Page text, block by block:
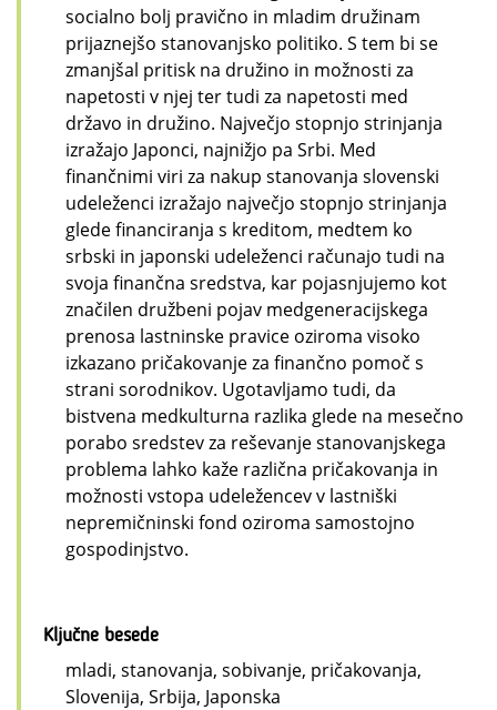
socialno bolj pravično in mladim družinam
prijaznejšo stanovanjsko politiko. S tem bi se
zmanjšal pritisk na družino in možnosti za
napetosti v njej ter tudi za napetosti med
državo in družino. Največjo stopnjo strinjanja
izražajo Japonci, najnižjo pa Srbi. Med
finančnimi viri za nakup stanovanja slovenski
udeleženci izražajo največjo stopnjo strinjanja
glede financiranja s kreditom, medtem ko
srbski in japonski udeleženci računajo tudi na
svoja finančna sredstva, kar pojasnjujemo kot
značilen družbeni pojav medgeneracijskega
prenosa lastninske pravice oziroma visoko
izkazano pričakovanje za finančno pomoč s
strani sorodnikov. Ugotavljamo tudi, da
bistvena medkulturna razlika glede na mesečno
porabo sredstev za reševanje stanovanjskega
problema lahko kaže različna pričakovanja in
možnosti vstopa udeležencev v lastniški
nepremičninski fond oziroma samostojno
gospodinjstvo.
Ključne besede
mladi, stanovanja, sobivanje, pričakovanja,
Slovenija, Srbija, Japonska